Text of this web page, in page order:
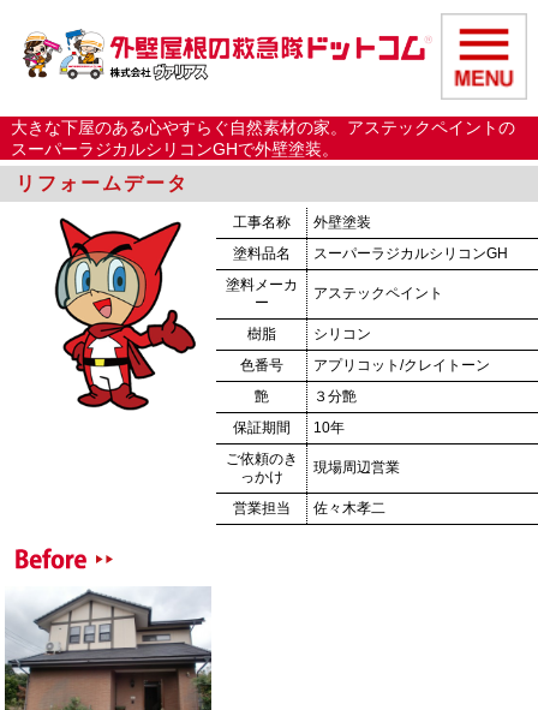
大きな下屋のある心やすらぐ自然素材の家。アステックペイントの
スーパーラジカルシリコンGHで外壁塗装。
リフォームデータ
工事名称
外壁塗装
塗料品名
スーパーラジカルシリコンGH
塗料メーカ
ー
アステックペイント
樹脂
シリコン
色番号
アプリコット/クレイトーン
艶
３分艶
保証期間
10年
ご依頼のき
っかけ
現場周辺営業
営業担当 佐々木孝二